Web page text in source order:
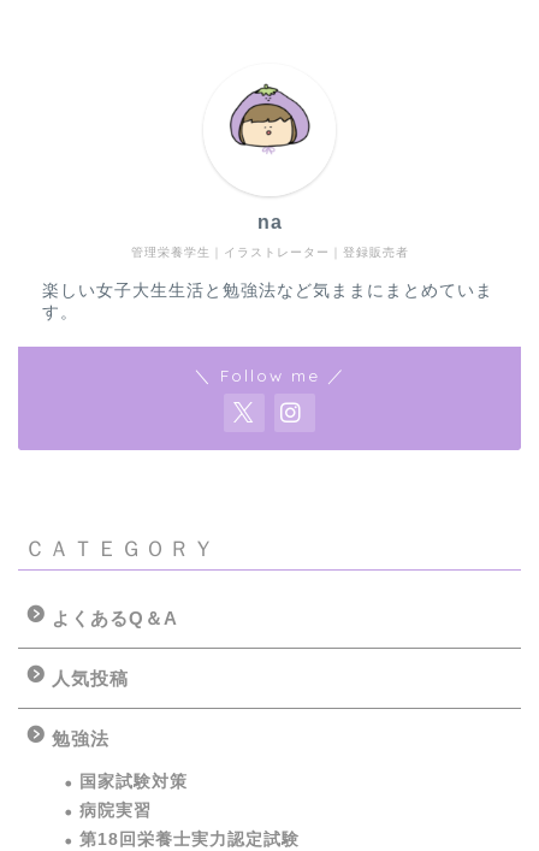
管理栄養学生｜イラストレーター｜登録販売者
na
楽しい女子大生生活と勉強法など気ままにまとめていま
す。
＼ Follow me ／
ＣＡＴＥＧＯＲＹ
よくあるQ＆A
人気投稿
勉強法
国家試験対策
病院実習
第18回栄養士実力認定試験